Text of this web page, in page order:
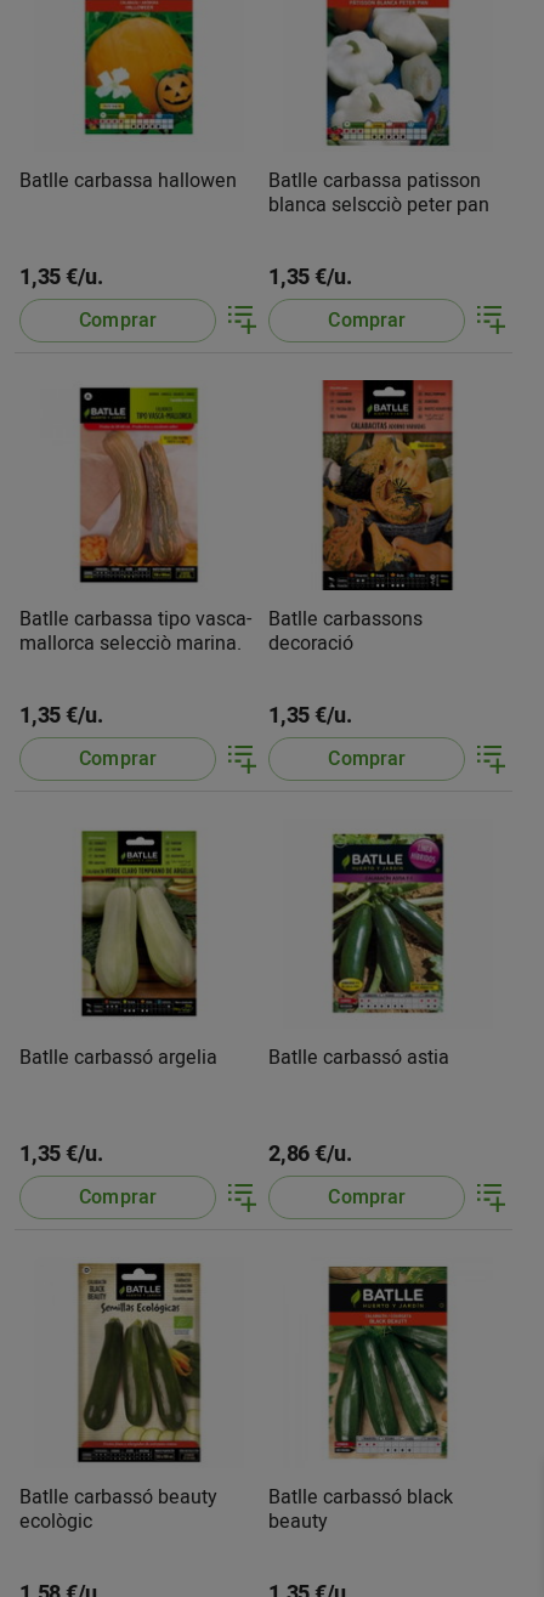
Batlle carbassa hallowen
1,35 €/u.
Comprar
Batlle carbassa patisson
blanca selscciò peter pan
1,35 €/u.
Comprar
Batlle carbassa tipo vasca-
mallorca selecciò marina.
1,35 €/u.
Comprar
Batlle carbassons
decoració
1,35 €/u.
Comprar
Batlle carbassó argelia
1,35 €/u.
Comprar
Batlle carbassó astia
2,86 €/u.
Comprar
Batlle carbassó beauty
ecològic
Batlle carbassó black
beauty